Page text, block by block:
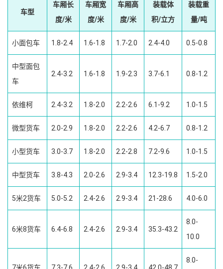
车型
车厢长
度/米
车厢宽
度/米
车厢高
度/米
装载体
积/立方
装载重
量/吨
小面包车 1.8-2.4 1.6-1.8 1.7-2.0 2.4-4.0 0.5-0.8
中型面包
车
2.4-3.2 1.6-1.8 1.9-2.3 3.7-6.1 0.8-1.2
依维柯 2.4-3.2 1.8-2.0 2.2-2.6 6.1-9.2 1.0-1.5
微型货车 2.0-2.9 1.8-2.0 2.2-2.6 4.2-6.7 0.8-1.2
小型货车 3.0-3.7 1.8-2.0 2.2-2.8 7.2-9.6 1.0-1.5
中型货车 3.8-4.3 2.0-2.6 2.9-3.4 12.3-19.8 1.5-2.0
5米2货车 5.0-5.2 2.4-2.6 2.9-3.4 21-28.6 4.0-6.0
6米8货车 6.4-6.8 2.4-2.6 2.9-3.4 35.3-43.2
8.0-
10.0
8.0-